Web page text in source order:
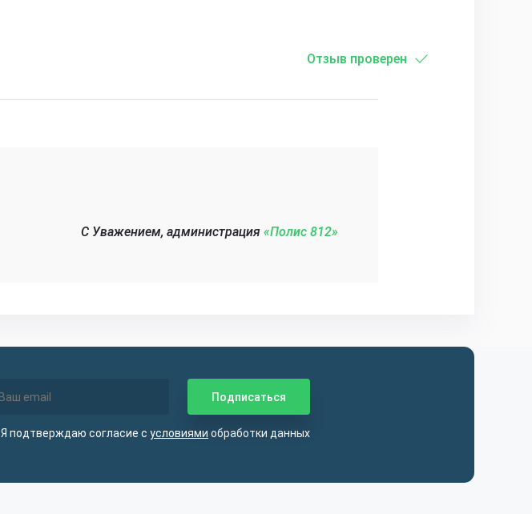
Отзыв проверен
C Уважением, администрация «Полис 812»‎
Я подтверждаю согласие с условиями обработки данных